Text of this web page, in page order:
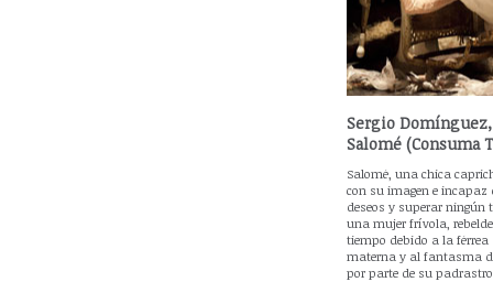
Sergio
Salomé (Consuma
Salomé, una chica
con su imagen e incapaz
deseos y superar ningún
una mujer frívola,
tiempo debido a la
materna y al fantasma
por parte de su padrastro